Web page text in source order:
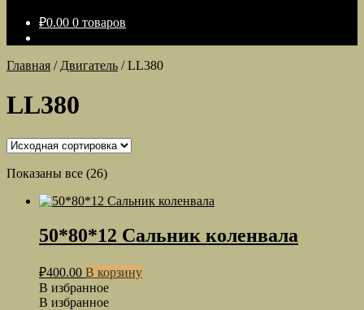
₽0.00 0 товаров
Главная / Двигатель /LL380
LL380
Показаны все (26)
50*80*12 Сальник коленвала
₽400.00 В корзину
В избранное
В избранное